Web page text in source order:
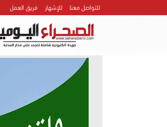
للتواصل معنا للإشهار فريق العمل